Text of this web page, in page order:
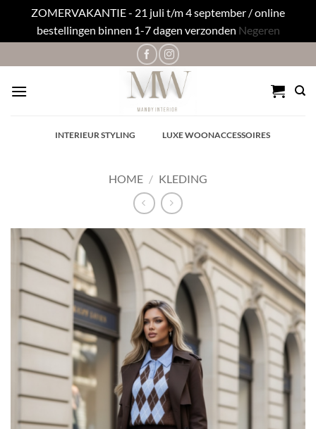
ZOMERVAKANTIE - 21 juli t/m 4 september / online
bestellingen binnen 1-7 dagen verzonden Negeren
naar
inhoud
INTERIEUR STYLING LUXE WOONACCESSOIRES
HOME / KLEDING